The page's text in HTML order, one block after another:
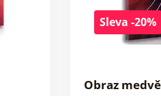
Sleva -20%
Obraz